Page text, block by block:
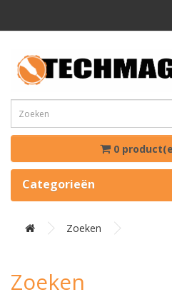
0
Categorieën
Zoeken
Zoeken